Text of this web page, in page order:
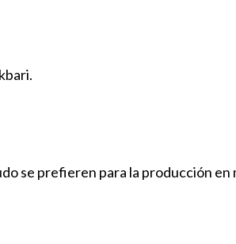
se prefieren para la producción en